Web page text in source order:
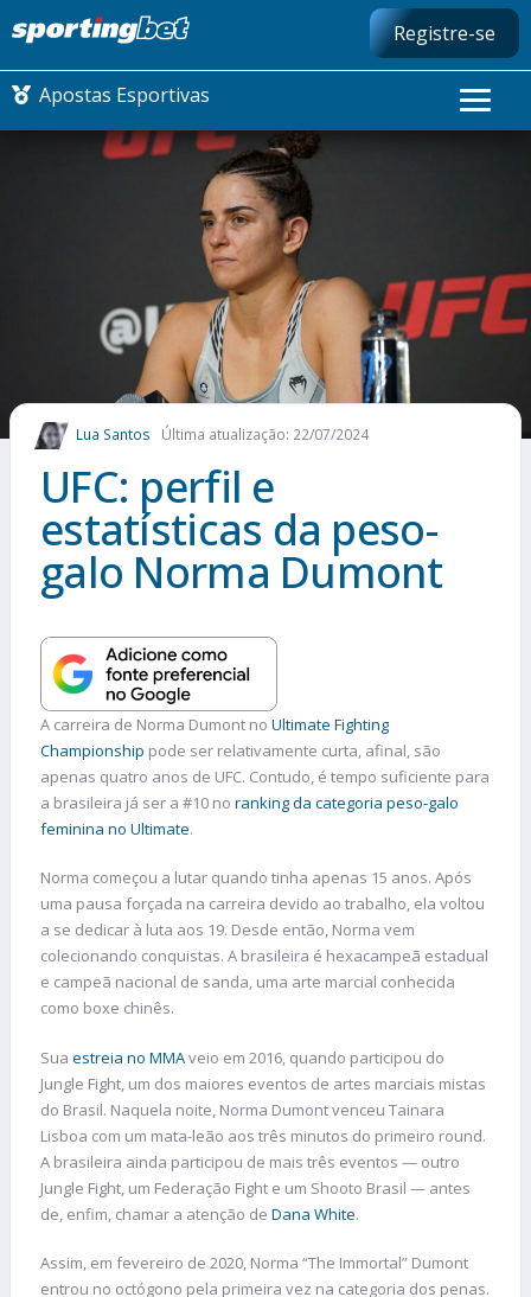
Registre-se
Apostas Esportivas
CONMEBOL LIBERTADORES
FUTEBOL NACIONAL
FUTEBOL INTERNACIONAL
COMO APOSTAR
MAIS ESPORTES
Lua Santos Última atualização: 22/07/2024
UFC: perfil e
estatísticas da peso-
galo Norma Dumont
A carreira de Norma Dumont no Ultimate Fighting
Championship pode ser relativamente curta, afinal, são
apenas quatro anos de UFC. Contudo, é tempo suficiente para
a brasileira já ser a #10 no ranking da categoria peso-galo
feminina no Ultimate.
Norma começou a lutar quando tinha apenas 15 anos. Após
uma pausa forçada na carreira devido ao trabalho, ela voltou
a se dedicar à luta aos 19. Desde então, Norma vem
colecionando conquistas. A brasileira é hexacampeã estadual
e campeã nacional de sanda, uma arte marcial conhecida
como boxe chinês.
Sua estreia no MMAveio em 2016, quando participou do
Jungle Fight, um dos maiores eventos de artes marciais mistas
do Brasil. Naquela noite, Norma Dumont venceu Tainara
Lisboa com um mata-leão aos três minutos do primeiro round.
A brasileira ainda participou de mais três eventos — outro
Jungle Fight, um Federação Fight e um Shooto Brasil — antes
de, enfim, chamar a atenção de Dana White.
Assim, em fevereiro de 2020, Norma “The Immortal” Dumont
entrou no octógono pela primeira vez na categoria dos penas.